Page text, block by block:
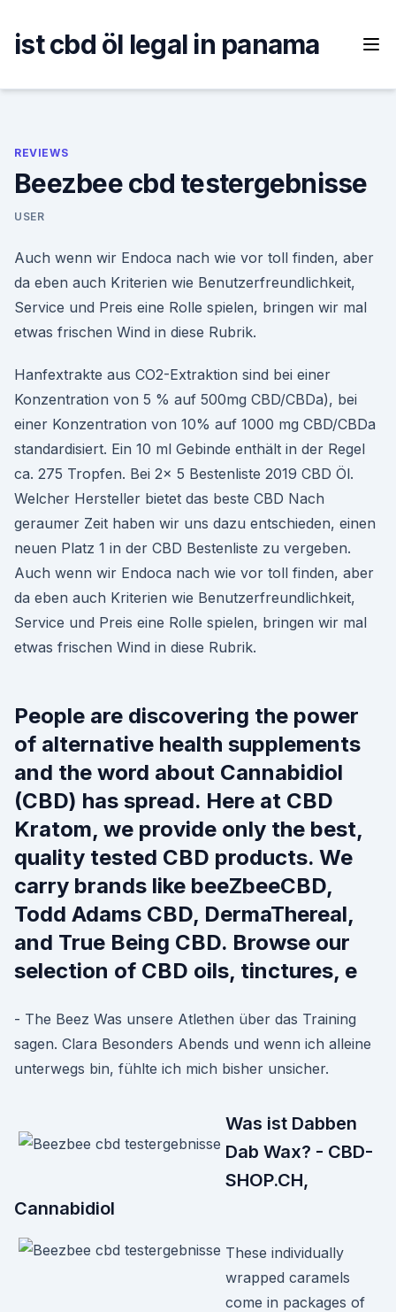
content
ist cbd öl legal in panama
REVIEWS
Beezbee cbd testergebnisse
USER
Auch wenn wir Endoca nach wie vor toll finden, aber
da eben auch Kriterien wie Benutzerfreundlichkeit,
Service und Preis eine Rolle spielen, bringen wir mal
etwas frischen Wind in diese Rubrik.
Hanfextrakte aus CO2-Extraktion sind bei einer
Konzentration von 5 % auf 500mg CBD/CBDa), bei
einer Konzentration von 10% auf 1000 mg CBD/CBDa
standardisiert. Ein 10 ml Gebinde enthält in der Regel
ca. 275 Tropfen. Bei 2x 5 Bestenliste 2019 CBD Öl.
Welcher Hersteller bietet das beste CBD Nach
geraumer Zeit haben wir uns dazu entschieden, einen
neuen Platz 1 in der CBD Bestenliste zu vergeben.
Auch wenn wir Endoca nach wie vor toll finden, aber
da eben auch Kriterien wie Benutzerfreundlichkeit,
Service und Preis eine Rolle spielen, bringen wir mal
etwas frischen Wind in diese Rubrik.
People are discovering the power
of alternative health supplements
and the word about Cannabidiol
(CBD) has spread. Here at CBD
Kratom, we provide only the best,
quality tested CBD products. We
carry brands like beeZbeeCBD,
Todd Adams CBD, DermaThereal,
and True Being CBD. Browse our
selection of CBD oils, tinctures, e
- The Beez Was unsere Atlethen über das Training
sagen. Clara Besonders Abends und wenn ich alleine
unterwegs bin, fühlte ich mich bisher unsicher.
Was ist Dabben
Dab Wax? - CBD-
SHOP.CH,
Cannabidiol
These individually
wrapped caramels
come in packages of